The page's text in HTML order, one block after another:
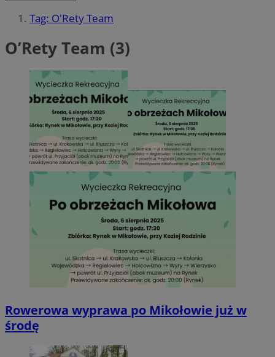
Tag: O'Rety Team
O’Rety Team (3)
Rowerowa wyprawa po Mikołowie już w
środę